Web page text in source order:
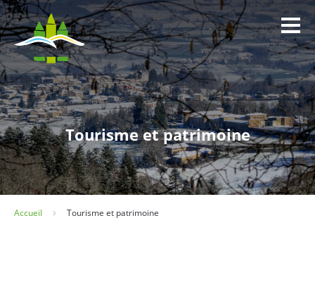
Tourisme et patrimoine
Accueil Tourisme et patrimoine
Panneau de gestion des cookies